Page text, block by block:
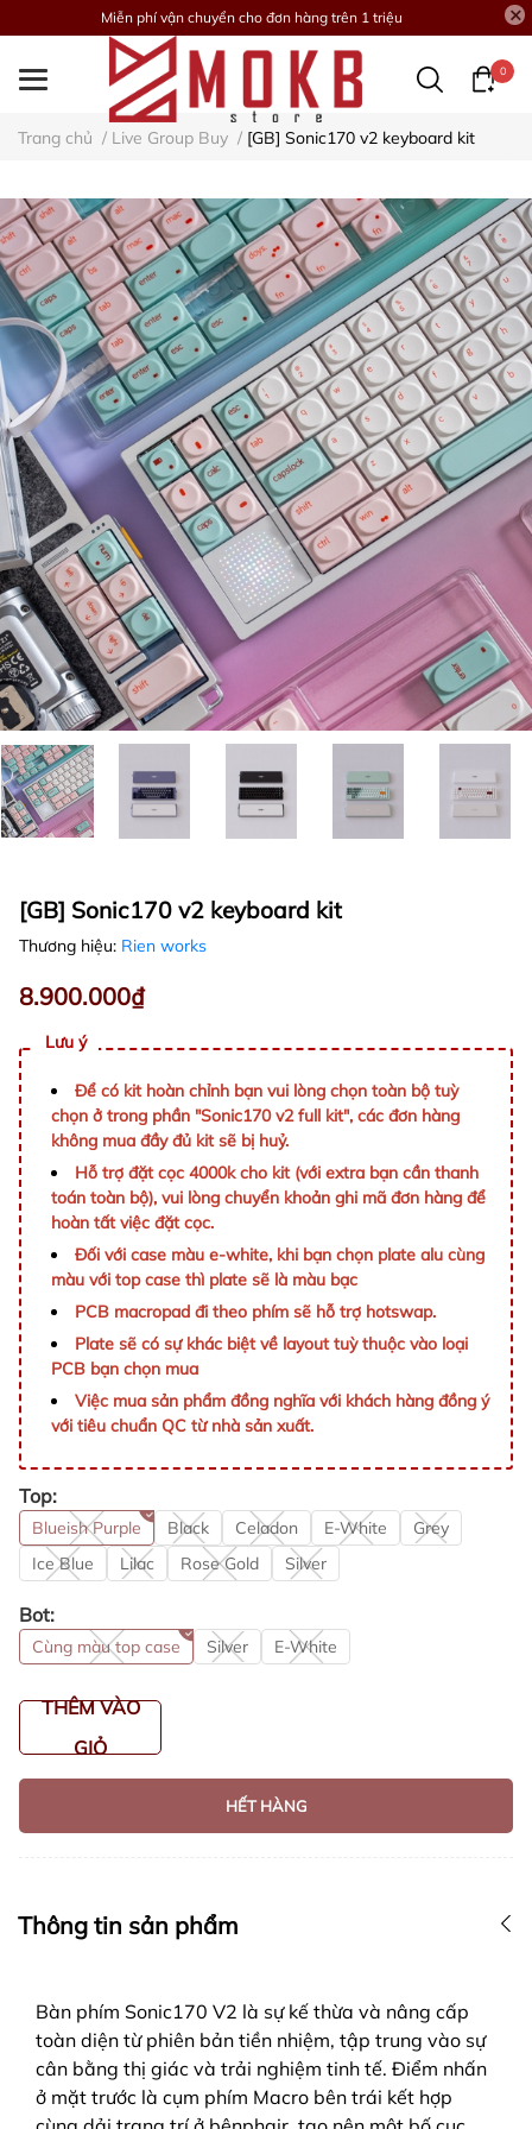
Miễn phí vận chuyển cho đơn hàng trên 1 triệu
0
Trang chủ / Live Group Buy / [GB] Sonic170 v2 keyboard kit
[GB] Sonic170 v2 keyboard kit
Thương hiệu: Rien works
8.900.000₫
Lưu ý
Để có kit hoàn chỉnh bạn vui lòng chọn toàn bộ tuỳ
chọn ở trong phần "Sonic170 v2 full kit", các đơn hàng
không mua đầy đủ kit sẽ bị huỷ.
Hỗ trợ đặt cọc 4000k cho kit (với extra bạn cần thanh
toán toàn bộ), vui lòng chuyển khoản ghi mã đơn hàng để
hoàn tất việc đặt cọc.
Đối với case màu e-white, khi bạn chọn plate alu cùng
màu với top case thì plate sẽ là màu bạc
PCB macropad đi theo phím sẽ hỗ trợ hotswap.
Plate sẽ có sự khác biệt về layout tuỳ thuộc vào loại
PCB bạn chọn mua
Việc mua sản phẩm đồng nghĩa với khách hàng đồng ý
với tiêu chuẩn QC từ nhà sản xuất.
Top:
Blueish Purple Black Celadon E-White
Grey
Ice Blue
Lilac Rose Gold Silver
Bot:
Cùng màu top case Silver E-White
THÊM VÀO
GIỎ
HẾT HÀNG
Thông tin sản phẩm
Bàn phím Sonic170 V2 là sự kế thừa và nâng cấp
toàn diện từ phiên bản tiền nhiệm, tập trung vào sự
cân bằng thị giác và trải nghiệm tinh tế. Điểm nhấn
ở mặt trước là cụm phím Macro bên trái kết hợp